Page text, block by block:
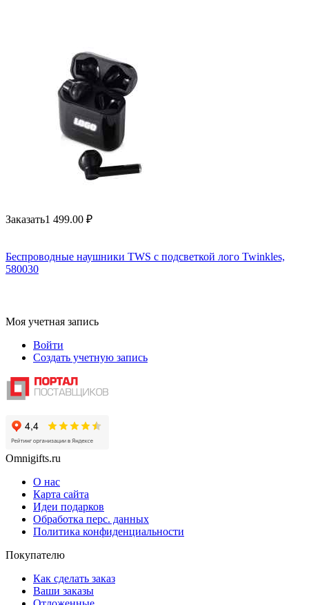
Заказать1 499.00 ₽
Беспроводные наушники TWS c подсветкой лого Twinkles,
580030
Моя учетная запись
Войти
Создать учетную запись
Omnigifts.ru
О нас
Карта сайта
Идеи подарков
Обработка перс. данных
Политика конфиденциальности
Покупателю
Как сделать заказ
Ваши заказы